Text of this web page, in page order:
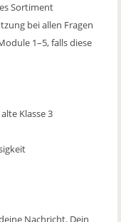
Sortiment
bei allen Fragen
1–5, falls diese
Klasse 3
Nachricht. Dein